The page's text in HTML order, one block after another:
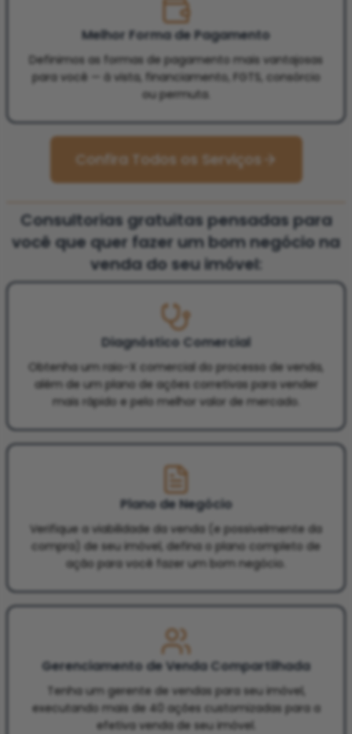
Melhor Forma de Pagamento
Definimos as formas de pagamento mais vantajosas
para você — à vista, financiamento, FGTS, consórcio
ou permuta.
Confira Todos os Serviços
Consultorias gratuitas pensadas para
você que quer fazer um bom negócio na
venda do seu imóvel:
Diagnóstico Comercial
Obtenha um raio-X comercial do processo de venda,
além de um plano de ações corretivas para vender
mais rápido e pelo melhor valor de mercado.
Plano de Negócio
Verifique a viabilidade da venda (e possivelmente da
compra) de seu imóvel, defina o plano completo de
ação para você fazer um bom negócio.
Gerenciamento de Venda Compartilhada
Tenha um gerente de vendas para seu imóvel,
executando mais de 40 ações customizadas para a
efetiva venda de seu imóvel.